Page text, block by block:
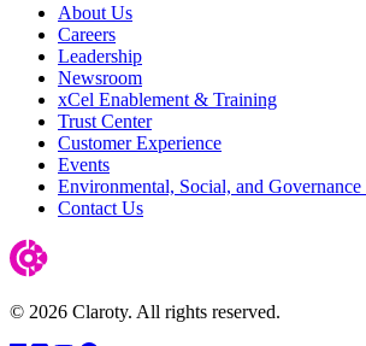
About Us
Careers
Leadership
Newsroom
xCel Enablement & Training
Trust Center
Customer Experience
Events
Environmental, Social, and Governance
Contact Us
© 2026 Claroty. All rights reserved.